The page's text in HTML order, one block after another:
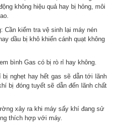
không hiệu quả hay bị hỏng, môi
Cần kiểm tra vệ sinh lại máy nén
dầu bị khô khiến cánh quạt không
bình Gas có bị rò rỉ hay không.
nghẹt hay hết gas sẽ dẫn tới lãnh
bị đóng tuyết sẽ dẫn đến lãnh chất
xảy ra khi máy sấy khí đang sử
thích hợp với máy.